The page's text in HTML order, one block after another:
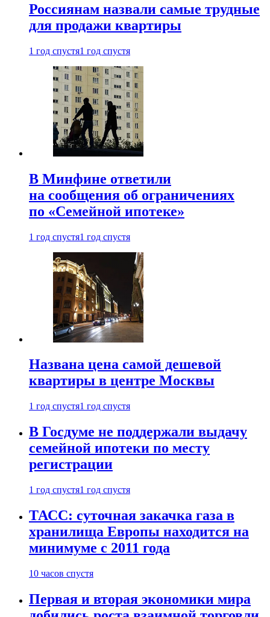
Россиянам назвали самые трудные
для продажи квартиры
1 год спустя1 год спустя
В Минфине ответили
на сообщения об ограничениях
по «Семейной ипотеке»
1 год спустя1 год спустя
Названа цена самой дешевой
квартиры в центре Москвы
1 год спустя1 год спустя
В Госдуме не поддержали выдачу
семейной ипотеки по месту
регистрации
1 год спустя1 год спустя
ТАСС: суточная закачка газа в
хранилища Европы находится на
минимуме с 2011 года
10 часов спустя
Первая и вторая экономики мира